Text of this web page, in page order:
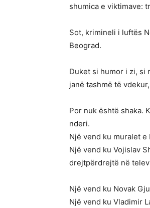
shumica e viktimave:
Sot, krimineli i luftës
Beograd.
Duket si humor i zi, si
janë tashmë të
Por nuk është shaka.
nderi.
Një vend ku muralet
Një vend ku Vojislav
drejtpërdrejtë në
Një vend ku Novak
Një vend ku Vladimir